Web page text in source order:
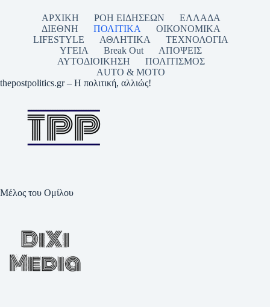
ΑΡΧΙΚΗ ΡΟΗ ΕΙΔΗΣΕΩΝ
ΕΛΛΑΔΑ
ΔΙΕΘΝΗ
ΠΟΛΙΤΙΚΑ
ΟΙΚΟΝΟΜΙΚΑ
LIFESTYLE
ΑΘΛΗΤΙΚΑ
ΤΕΧΝΟΛΟΓΙΑ
ΥΓΕΙΑ
Break Out
ΑΠΟΨΕΙΣ
ΑΥΤΟΔΙΟΙΚΗΣΗ
ΠΟΛΙΤΙΣΜΟΣ
AUTO & MOTO
thepostpolitics.gr – Η πολιτική, αλλιώς!
Μέλος του Ομίλου